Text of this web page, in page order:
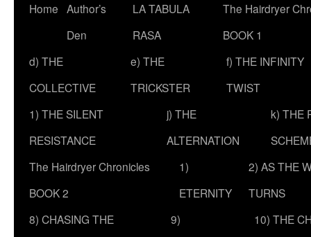
Skip
content
Home Author’s
Den
LA TABULA
RASA
The Hairdryer
BOOK 1
d) THE
COLLECTIVE
e) THE
TRICKSTER
f) THE INFINITY
TWIST
1) THE SILENT
RESISTANCE
j) THE
ALTERNATION
k) THE
The Hairdryer Chronicles
BOOK 2
1)
ETERNITY
2) AS THE
TURNS
8) CHASING THE
9)
10) THE